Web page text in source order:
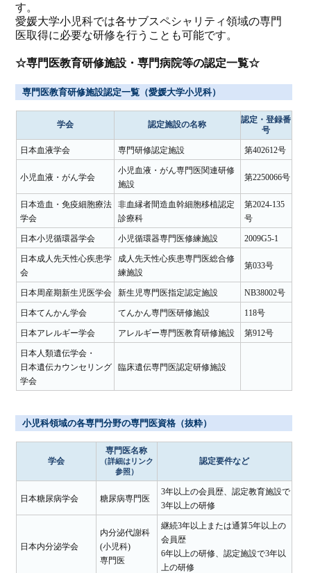
す。
愛媛大学小児科では各サブスペシャリティ領域の専門
医取得に必要な研修を行うことも可能です。
☆専門医教育研修施設・専門病院等の認定一覧☆
専門医教育研修施設認定一覧（愛媛大学小児科）
学会 認定施設の名称
認定・登録番
号
日本血液学会 専門研修認定施設 第402612号
小児血液・がん学会
小児血液・がん専門医関連研修
施設
第2250066号
日本造血・免疫細胞療法
学会
非血縁者間造血幹細胞移植認定
診療科
第2024-135
号
日本小児循環器学会 小児循環器専門医修練施設 2009G5-1
日本成人先天性心疾患学
会
成人先天性心疾患専門医総合修
練施設
第033号
日本周産期新生児医学会 新生児専門医指定認定施設 NB38002号
日本てんかん学会 てんかん専門医研修施設 118号
日本アレルギー学会 アレルギー専門医教育研修施設 第912号
日本人類遺伝学会・
日本遺伝カウンセリング
学会
臨床遺伝専門医認定研修施設
小児科領域の各専門分野の専門医資格（抜粋）
学会
専門医名称
（詳細はリンク
参照）
認定要件など
日本糖尿病学会 糖尿病専門医
3年以上の会員歴、認定教育施設で
3年以上の研修
日本内分泌学会
内分泌代謝科
(小児科)
専門医
継続3年以上または通算5年以上の
会員歴
6年以上の研修、認定施設で3年以
上の研修